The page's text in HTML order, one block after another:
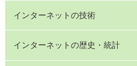
インターネットの技術
インターネットの歴史・統計